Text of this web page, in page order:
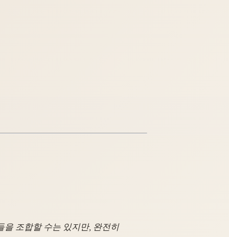
을 조합할 수는 있지만, 완전히